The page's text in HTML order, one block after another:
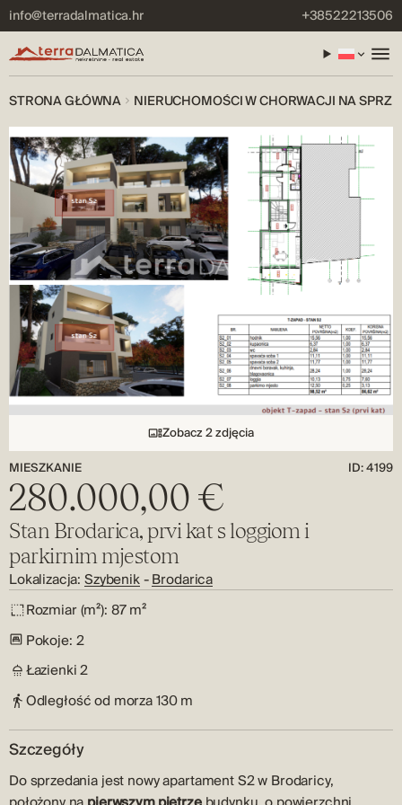
info@terradalmatica.hr +38522213506
STRONA GŁÓWNA NIERUCHOMOŚCI W CHORWACJI NA
Zobacz 2 zdjęcia
MIESZKANIE
ID: 4199
280.000,00 €
Stan Brodarica, prvi kat s loggiom i
parkirnim mjestom
Lokalizacja:Szybenik-Brodarica
Rozmiar (m²): 87 m²
Pokoje: 2
Łazienki2
Odległość od morza130 m
Szczegóły
Do sprzedania jest nowy apartament S2 w Brodaricy,